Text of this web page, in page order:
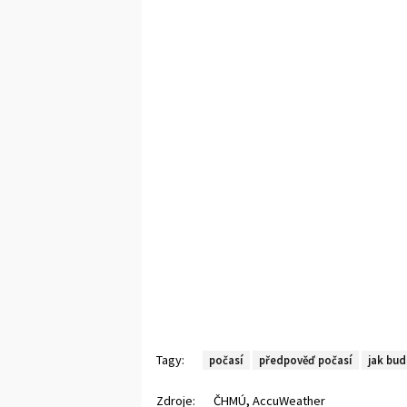
Tagy: počasí předpověď počasí jak
Zdroje: ČHMÚ, AccuWeather